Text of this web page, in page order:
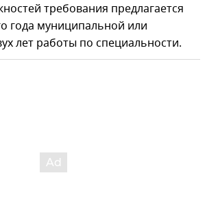
требования предлагается
года муниципальной или
лет работы по специальности.